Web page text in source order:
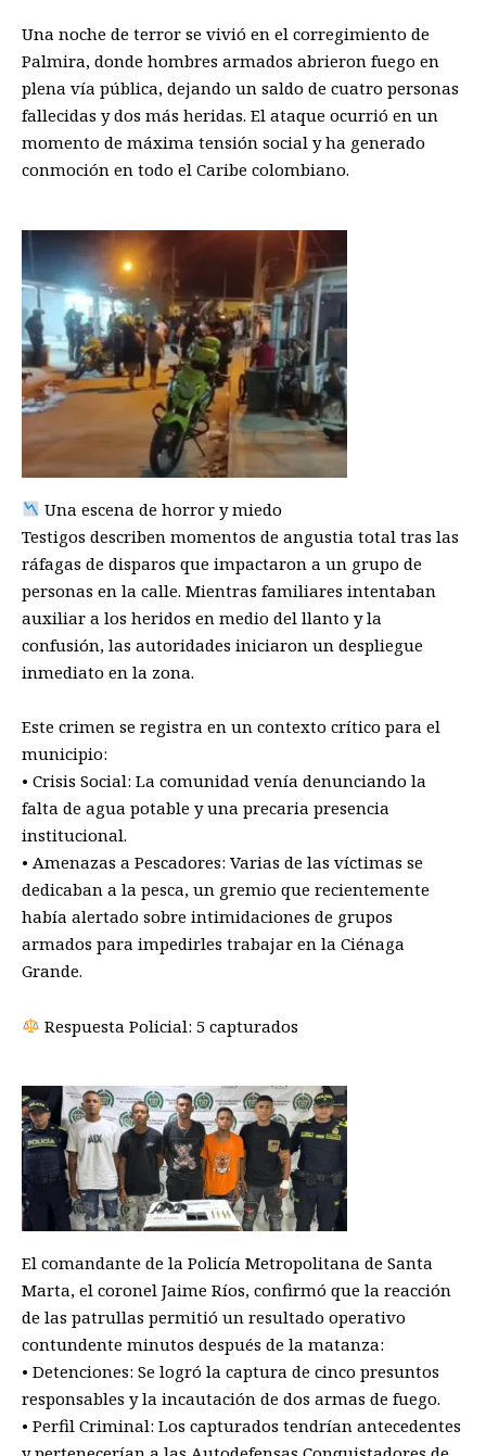
Una noche de terror se vivió en el corregimiento de
Palmira, donde hombres armados abrieron fuego en
plena vía pública, dejando un saldo de cuatro personas
fallecidas y dos más heridas. El ataque ocurrió en un
momento de máxima tensión social y ha generado
conmoción en todo el Caribe colombiano.
Una escena de horror y miedo
Testigos describen momentos de angustia total tras las
ráfagas de disparos que impactaron a un grupo de
personas en la calle. Mientras familiares intentaban
auxiliar a los heridos en medio del llanto y la
confusión, las autoridades iniciaron un despliegue
inmediato en la zona.
Este crimen se registra en un contexto crítico para el
municipio:
• Crisis Social: La comunidad venía denunciando la
falta de agua potable y una precaria presencia
institucional.
• Amenazas a Pescadores: Varias de las víctimas se
dedicaban a la pesca, un gremio que recientemente
había alertado sobre intimidaciones de grupos
armados para impedirles trabajar en la Ciénaga
Grande.
Respuesta Policial: 5 capturados
El comandante de la Policía Metropolitana de Santa
Marta, el coronel Jaime Ríos, confirmó que la reacción
de las patrullas permitió un resultado operativo
contundente minutos después de la matanza:
• Detenciones: Se logró la captura de cinco presuntos
responsables y la incautación de dos armas de fuego.
• Perfil Criminal: Los capturados tendrían antecedentes